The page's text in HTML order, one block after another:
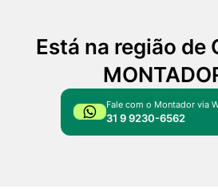
Está na região
Fale com o Montador via
31 9 9230-6562